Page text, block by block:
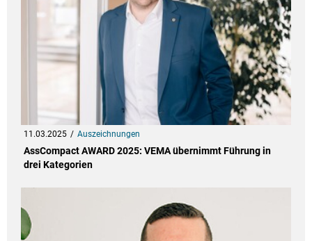
11.03.2025 Auszeichnungen
AssCompact AWARD 2025: VEMA übernimmt Führung in
drei Kategorien